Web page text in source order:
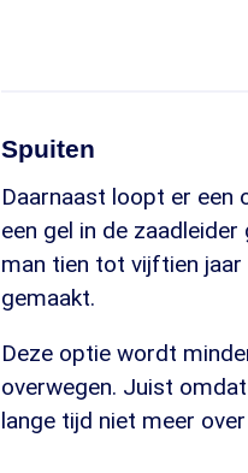
Spuiten
Daarnaast loopt er een
een gel in de
man tien tot vijftien jaar
gemaakt.
Deze optie wordt
overwegen. Juist
lange tijd niet meer